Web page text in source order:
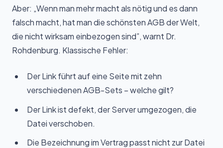
Aber: „Wenn man mehr macht als nötig und es dann
falsch macht, hat man die schönsten AGB der Welt,
die nicht wirksam einbezogen sind”, warnt Dr.
Rohdenburg. Klassische Fehler:
Der Link führt auf eine Seite mit zehn
verschiedenen AGB-Sets – welche gilt?
Der Link ist defekt, der Server umgezogen, die
Datei verschoben.
Die Bezeichnung im Vertrag passt nicht zur Datei